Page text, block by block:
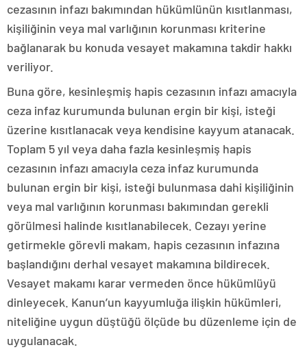
cezasının infazı bakımından hükümlünün kısıtlanması,
kişiliğinin veya mal varlığının korunması kriterine
bağlanarak bu konuda vesayet makamına takdir hakkı
veriliyor.
Buna göre, kesinleşmiş hapis cezasının infazı amacıyla
ceza infaz kurumunda bulunan ergin bir kişi, isteği
üzerine kısıtlanacak veya kendisine kayyum atanacak.
Toplam 5 yıl veya daha fazla kesinleşmiş hapis
cezasının infazı amacıyla ceza infaz kurumunda
bulunan ergin bir kişi, isteği bulunmasa dahi kişiliğinin
veya mal varlığının korunması bakımından gerekli
görülmesi halinde kısıtlanabilecek. Cezayı yerine
getirmekle görevli makam, hapis cezasının infazına
başlandığını derhal vesayet makamına bildirecek.
Vesayet makamı karar vermeden önce hükümlüyü
dinleyecek. Kanun’un kayyumluğa ilişkin hükümleri,
niteliğine uygun düştüğü ölçüde bu düzenleme için de
uygulanacak.